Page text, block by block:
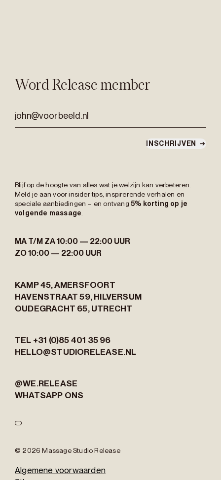
Word Release member
john@voorbeeld.nl
INSCHRIJVEN →
Blijf op de hoogte van alles wat je welzijn kan verbeteren.
Meld je aan voor insider tips, inspirerende verhalen en
speciale aanbiedingen – en ontvang 5% korting op je
volgende massage
MA T/M ZA10:00 — 22:00 UUR
ZO10:00 — 22:00 UUR
KAMP 45,AMERSFOORT
HAVENSTRAAT 59, HILVERSUM
OUDEGRACHT 65, UTRECHT
TEL +31 (0)85 401 35 96
HELLO@STUDIORELEASE.NL
@WE.RELEASE
WHATSAPP ONS
© 2026 Massage Studio Release
Algemene voorwaarden